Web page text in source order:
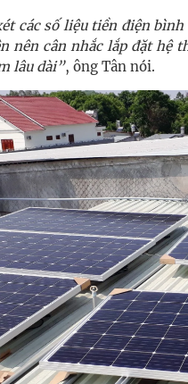
các số liệu tiền điện
nên cân nhắc lắp đặt hệ
lâu dài”, ông Tân nói.